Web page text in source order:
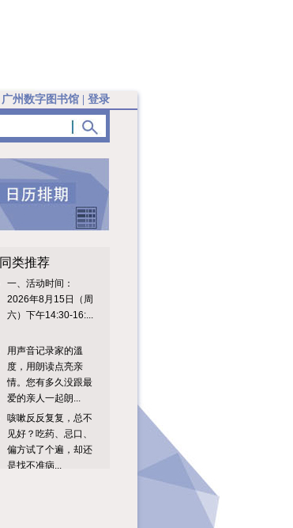
广州数字图书馆 登录
同类推荐
一、活动时间：
2026年8月15日（周
六）下午14:30-16:...
度，用朗读点亮亲
情。您有多久没跟最
爱的亲人一起朗...
咳嗽反反复复，总不
见好？吃药、忌口、
偏方试了个遍，却还
是找不准病...
亲爱的读者朋友们：